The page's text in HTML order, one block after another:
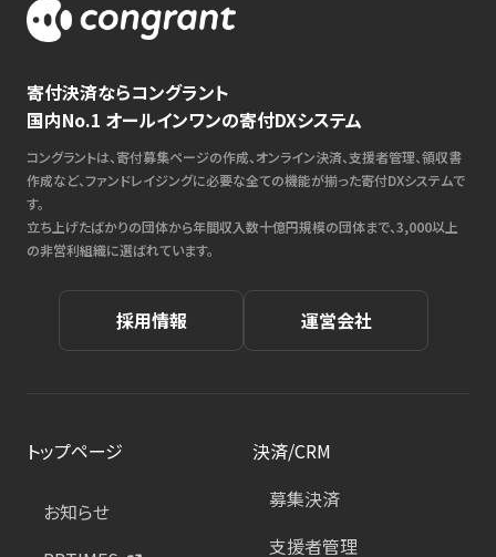
寄付決済ならコングラント
国内No.1 オールインワンの寄付DXシステム
コングラントは、寄付募集ページの作成、オンライン決済、支援者管理、領収書
作成など、ファンドレイジングに必要な全ての機能が揃った寄付DXシステムで
す。
立ち上げたばかりの団体から年間収入数十億円規模の団体まで、3,000以上
の非営利組織に選ばれています。
採用情報 運営会社
トップページ
お知らせ
決済/CRM
募集決済
支援者管理